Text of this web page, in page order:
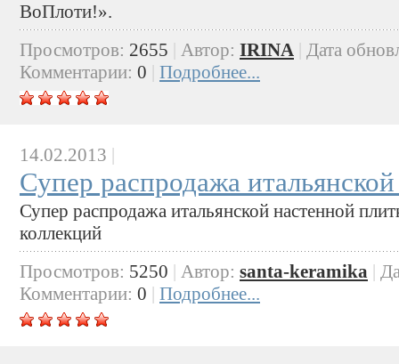
ВоПлоти!».
Просмотров: 2655 Автор: IRINA
Дата
Комментарии: 0 Подробнее...
14.02.2013 |
Супер распродажа
Супер распродажа итальянской настенной
коллекций
Просмотров: 5250 | Автор: santa-keramika |
Комментарии: 0 | Подробнее...